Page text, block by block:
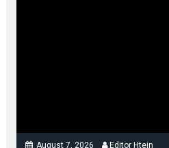
August 7, 2026
Editor Htein